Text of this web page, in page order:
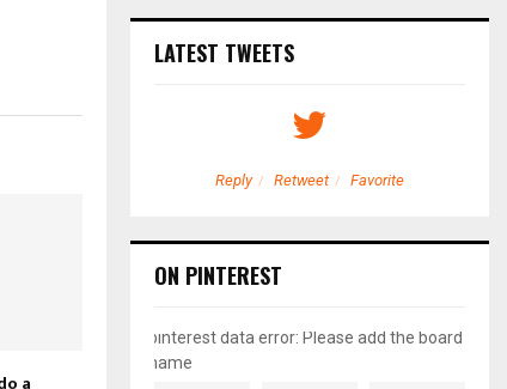
LATEST TWEETS
Reply Retweet Favorite
ON PINTEREST
pinterest data error: Please add the board
name